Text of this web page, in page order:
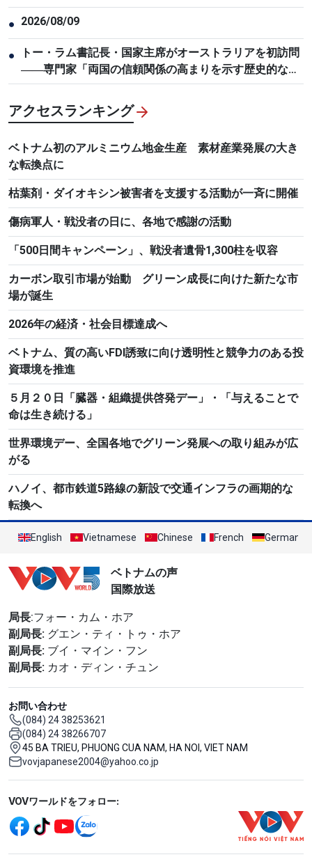
● 2026/08/09
●
トー・ラム書記長・国家主席がオーストラリアを初訪問
――専門家「両国の信頼関係の高まりを示す歴史的な節
目」
アクセスランキング
ベトナム初のアルミニウム地金生産 素材産業発展の大き
な転換点に
枯葉剤・ダイオキシン被害者を支援する活動が一斉に開催
傷病軍人・戦没者の日に、各地で感謝の活動
「500日間キャンペーン」、戦没者遺骨1,300柱を収容
カーボン取引市場が始動 グリーン成長に向けた新たな市
場が誕生
2026年の経済・社会目標達成へ
ベトナム、質の高いFDI誘致に向け透明性と競争力のある投
資環境を推進
５月２０日「臓器・組織提供啓発デー」・「与えることで
命は生き続ける」
世界環境デー、全国各地でグリーン発展への取り組みが広
がる
ハノイ、都市鉄道5路線の新設で交通インフラの画期的な
転換へ
English Vietnamese Chinese French German
ベトナムの声
国際放送
局長:フォー・カム・ホア
副局長: グエン・ティ・トゥ・ホア
副局長: ブイ・マイン・フン
副局長: カオ・ディン・チュン
お問い合わせ
(084) 24 38253621
(084) 24 38266707
45 BA TRIEU, PHUONG CUA NAM, HA NOI, VIET NAM
vovjapanese2004@yahoo.co.jp
Mạng xã hội
VOVワールドをフォロー: